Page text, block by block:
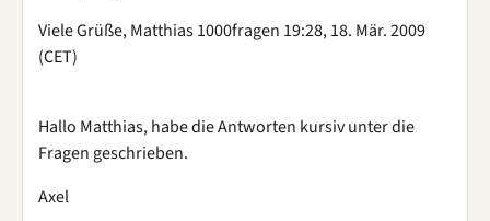
Viele Grüße, Matthias 1000fragen 19:28, 18. Mär. 2009
(CET)
Hallo Matthias, habe die Antworten kursiv unter die
Fragen geschrieben.
Axel